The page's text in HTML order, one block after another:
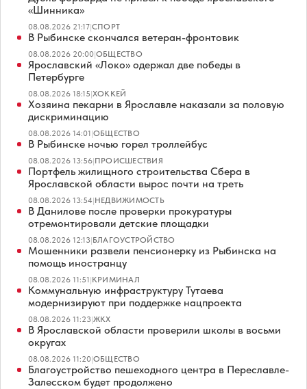
«Шинника»
08.08.2026 21:17|СПОРТ
В Рыбинске скончался ветеран-фронтовик
08.08.2026 20:00|ОБЩЕСТВО
Ярославский «Локо» одержал две победы в
Петербурге
08.08.2026 18:15|ХОККЕЙ
Хозяина пекарни в Ярославле наказали за половую
дискриминацию
08.08.2026 14:01|ОБЩЕСТВО
В Рыбинске ночью горел троллейбус
08.08.2026 13:56|ПРОИСШЕСТВИЯ
Портфель жилищного строительства Сбера в
Ярославской области вырос почти на треть
08.08.2026 13:54|НЕДВИЖИМОСТЬ
В Данилове после проверки прокуратуры
отремонтировали детские площадки
08.08.2026 12:13|БЛАГОУСТРОЙСТВО
Мошенники развели пенсионерку из Рыбинска на
помощь иностранцу
08.08.2026 11:51|КРИМИНАЛ
Коммунальную инфраструктуру Тутаева
модернизируют при поддержке нацпроекта
08.08.2026 11:23|ЖКХ
В Ярославской области проверили школы в восьми
округах
08.08.2026 11:20|ОБЩЕСТВО
Благоустройство пешеходного центра в Переславле-
Залесском будет продолжено